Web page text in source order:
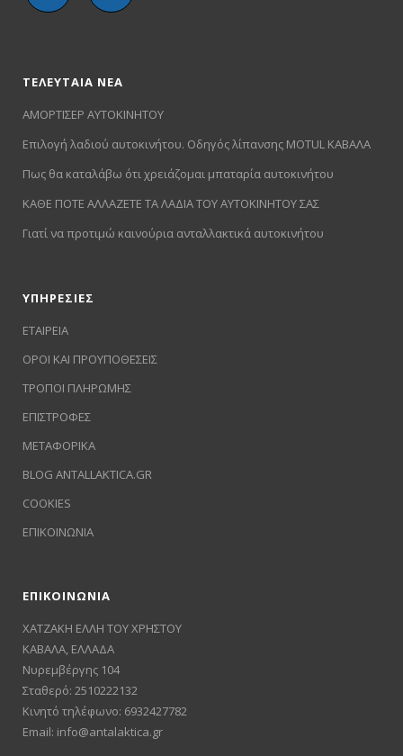
ΤΕΛΕΥΤΑΙΑ ΝΕΑ
ΑΜΟΡΤΙΣΕΡ ΑΥΤΟΚΙΝΗΤΟΥ
Επιλογή λαδιού αυτοκινήτου. Οδηγός λίπανσης MOTUL ΚΑΒΑΛΑ
Πως θα καταλάβω ότι χρειάζομαι μπαταρία αυτοκινήτου
ΚΑΘΕ ΠΟΤΕ ΑΛΛΑΖΕΤΕ ΤΑ ΛΑΔΙΑ ΤΟΥ ΑΥΤΟΚΙΝΗΤΟΥ ΣΑΣ
Γιατί να προτιμώ καινούρια ανταλλακτικά αυτοκινήτου
ΥΠΗΡΕΣΙΕΣ
ΕΤΑΙΡΕΙΑ
ΟΡΟΙ ΚΑΙ ΠΡΟΥΠΟΘΕΣΕΙΣ
ΤΡΟΠΟΙ ΠΛΗΡΩΜΗΣ
ΕΠΙΣΤΡΟΦΕΣ
ΜΕΤΑΦΟΡΙΚΑ
BLOG ANTALLAKTICA.GR
COOKIES
ΕΠΙΚΟΙΝΩΝΙΑ
ΕΠΙΚΟΙΝΩΝΙΑ
ΧΑΤΖΑΚΗ ΕΛΛΗ ΤΟΥ ΧΡΗΣΤΟΥ
ΚΑΒΑΛΑ, ΕΛΛΑΔΑ
Νυρεμβέργης 104
Σταθερό: 2510222132
Κινητό τηλέφωνο: 6932427782
Email: info@antalaktica.gr